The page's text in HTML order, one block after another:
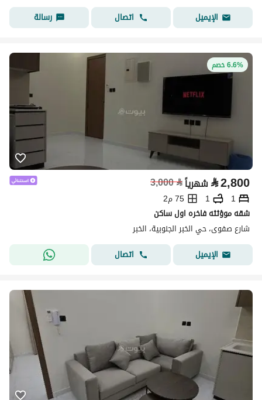
الإيميل
اتصال رسالة
6.6% خصم
⃁2,800 شهرياً⃁
3,000
1
1
75 م2
شقه موؤثثه فاخره اول ساكن
شارع صفوى، حي الخبر الجنوبية، الخبر
الإيميل
اتصال